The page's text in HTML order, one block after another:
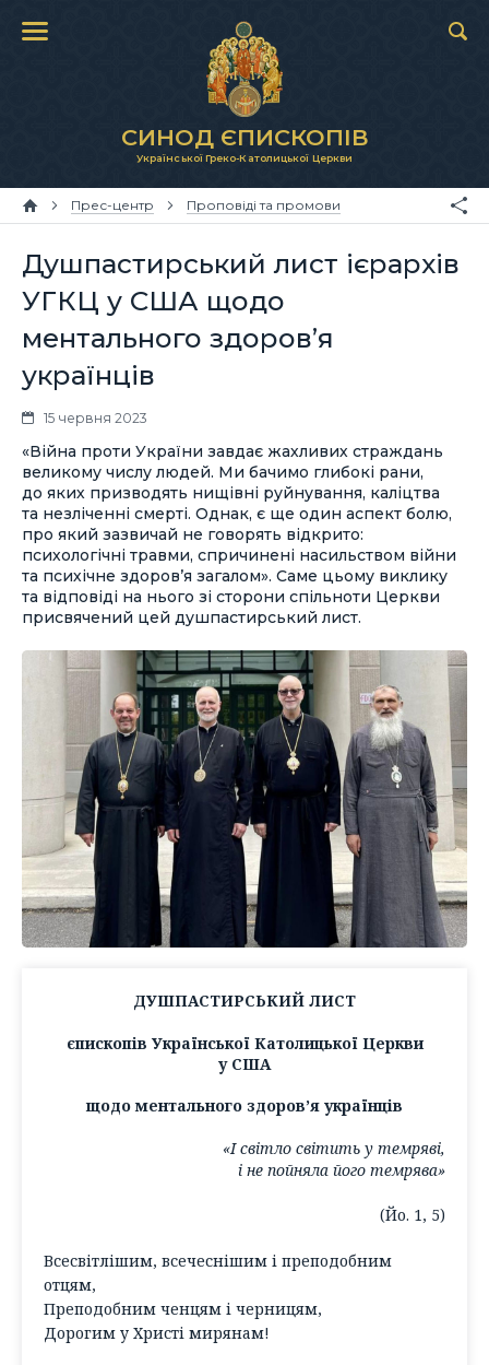
СИНОД ЄПИСКОПІВ
Української Греко-Католицької Церкви
Прес-центр Проповіді та промови
Душпастирський лист ієрархів
УГКЦ у США щодо
ментального здоров’я
українців
15 червня 2023
«Війна проти України завдає жахливих страждань
великому числу людей. Ми бачимо глибокі рани,
до яких призводять нищівні руйнування, каліцтва
та незліченні смерті. Однак, є ще один аспект болю,
про який зазвичай не говорять відкрито:
психологічні травми, спричинені насильством війни
та психічне здоров’я загалом». Саме цьому виклику
та відповіді на нього зі сторони спільноти Церкви
присвячений цей душпастирський лист.
ДУШПАСТИРСЬКИЙ ЛИСТ
єпископів Української Католицької Церкви
у США
щодо ментального здоров’я українців
«І світло світить у темряві,
і не пойняла його темрява»
(Йо. 1, 5)
Всесвітлішим, всечеснішим і преподобним
отцям,
Преподобним ченцям і черницям,
Дорогим у Христі мирянам!